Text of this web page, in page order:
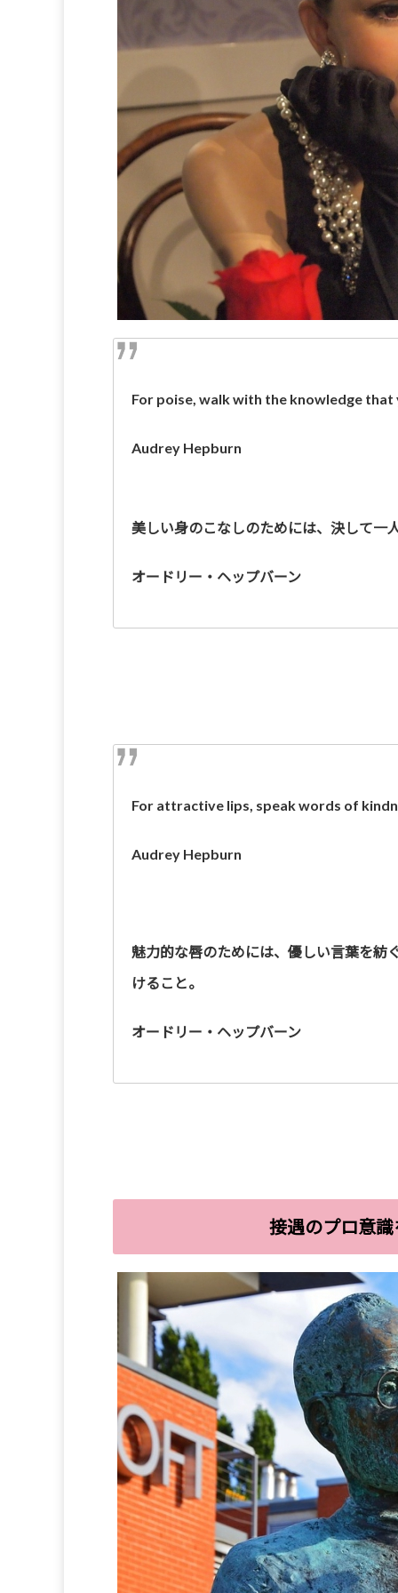
For poise, walk with the knowledge that
Audrey Hepburn
美しい身のこなしのためには、決して一
オードリー・ヘップバーン
For attractive lips, speak words of
Audrey Hepburn
魅力的な唇のためには、優しい言葉を紡
けること。
オードリー・ヘップバーン
接遇のプロ意